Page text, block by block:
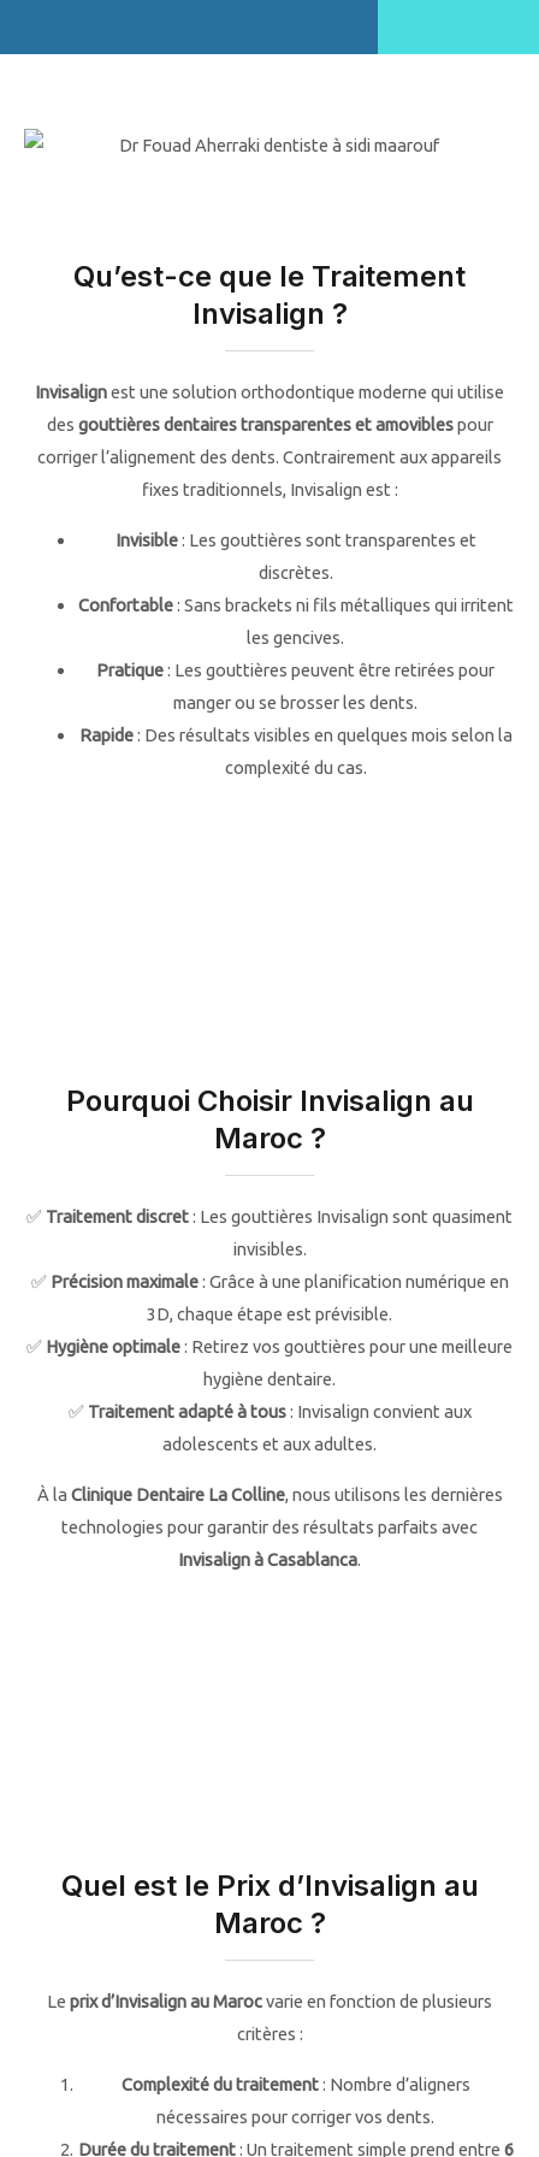
Qu’est-ce que le Traitement
Invisalign ?
Invisalignest une solution orthodontique moderne qui utilise
des gouttières dentaires transparentes et amoviblespour
corriger l’alignement des dents. Contrairement aux appareils
fixes traditionnels, Invisalign est :
Invisible: Les gouttières sont transparentes et
discrètes.
Confortable: Sans brackets ni fils métalliques qui irritent
les gencives.
Pratique: Les gouttières peuvent être retirées pour
manger ou se brosser les dents.
Rapide: Des résultats visibles en quelques mois selon la
complexité du cas.
Pourquoi Choisir Invisalign au
Maroc ?
✅ Traitement discret: Les gouttières Invisalign sont quasiment
invisibles.
✅ Précision maximale: Grâce à une planification numérique en
3D, chaque étape est prévisible.
✅ Hygiène optimale: Retirez vos gouttières pour une meilleure
hygiène dentaire.
✅ Traitement adapté à tous: Invisalign convient aux
adolescents et aux adultes.
À la Clinique Dentaire La Colline, nous utilisons les dernières
technologies pour garantir des résultats parfaits avec
Invisalign à Casablanca.
Quel est le Prix d’Invisalign au
Maroc ?
Le prix d’Invisalign au Marocvarie en fonction de plusieurs
critères :
Complexité du traitement: Nombre d’aligners
nécessaires pour corriger vos dents.
Durée du traitement: Un traitement simple prend entre 6